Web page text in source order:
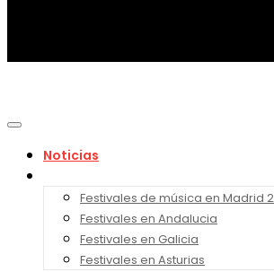
Noticias
Festivales de música en Madrid
Festivales en Andalucia
Festivales en Galicia
Festivales en Asturias